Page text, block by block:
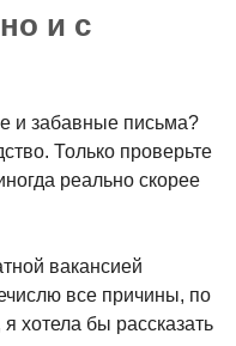
и с
и забавные письма?
Только проверьте
реально скорее
вакансией
все причины, по
хотела бы рассказать